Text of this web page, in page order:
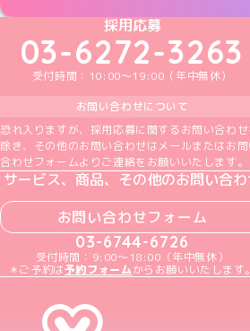
めいどりーみんTikTok
めいどりーみんX公
採用応募
03-6272-3263
受付時間：10:00～19:00（年中無休）
お問い合わせについて
恐れ入りますが、採用応募に関するお問い合わせ
除き、その他のお問い合わせはメールまたはお問
合わせフォームよりご連絡をお願いいたします。
サービス、商品、その他のお問い合わ
お問い合わせフォーム
03-6744-6726
受付時間：9:00～18:00（年中無休）
＊ご予約は予約フォームからお願いいたします。